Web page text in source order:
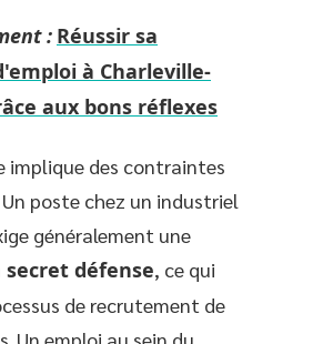
: Réussir sa
à Charleville-
aux bons réflexes
implique des contraintes
poste chez un industriel
généralement une
défense, ce qui
de recrutement de